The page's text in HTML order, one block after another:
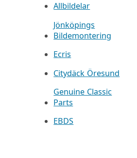
Allbildelar
Jönköpings
Bildemontering
Ecris
Citydäck Öresund
Genuine Classic
Parts
EBDS